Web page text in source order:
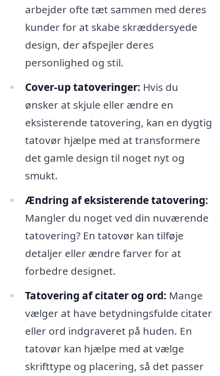
arbejder ofte tæt sammen med deres
kunder for at skabe skræddersyede
design, der afspejler deres
personlighed og stil.
Cover-up tatoveringer: Hvis du
ønsker at skjule eller ændre en
eksisterende tatovering, kan en dygtig
tatovør hjælpe med at transformere
det gamle design til noget nyt og
smukt.
Ændring af eksisterende tatovering:
Mangler du noget ved din nuværende
tatovering? En tatovør kan tilføje
detaljer eller ændre farver for at
forbedre designet.
Tatovering af citater og ord: Mange
vælger at have betydningsfulde citater
eller ord indgraveret på huden. En
tatovør kan hjælpe med at vælge
skrifttype og placering, så det passer